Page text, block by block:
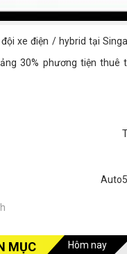
xe điện / hybrid tại
30% phương tiện
Auto5
MỤC Hôm nay